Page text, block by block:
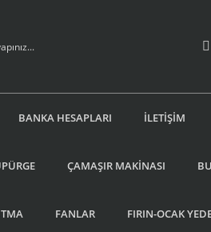
BANKA HESAPLARI İLETİŞİM
ÇAMAŞIR MAKİNASI
FANLAR FIRIN-OCAK